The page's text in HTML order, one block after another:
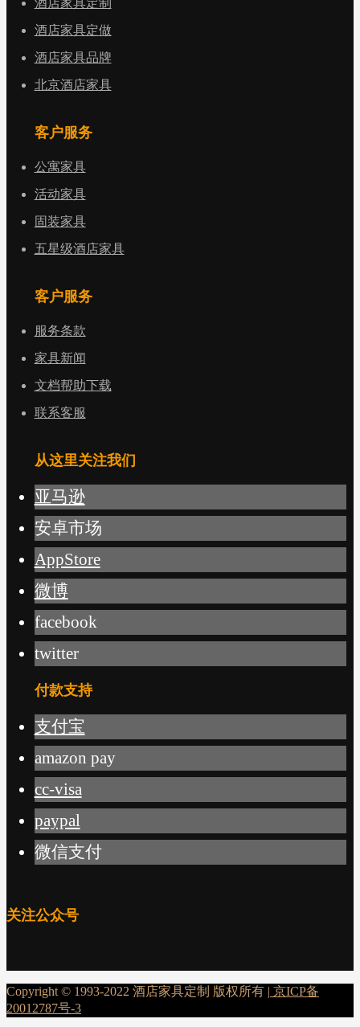
酒店家具定制
酒店家具定做
酒店家具品牌
北京酒店家具
客户服务
公寓家具
活动家具
固装家具
五星级酒店家具
客户服务
服务条款
家具新闻
文档帮助下载
联系客服
从这里关注我们
亚马逊
安卓市场
AppStore
微博
facebook
twitter
付款支持
支付宝
amazon pay
cc-visa
paypal
微信支付
关注公众号
Copyright © 1993-2022 酒店家具定制 版权所有 | 京ICP备
20012787号-3